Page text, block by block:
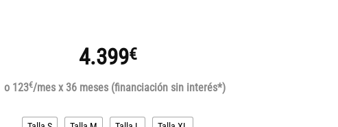
4.399€
o 123€/mes x 36 meses (financiación sin interés*)